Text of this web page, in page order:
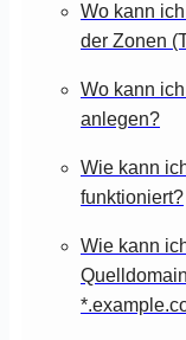
Wo kann
der Zonen
Wo kann
anlegen?
Wie kann
funktioniert?
Wie kann